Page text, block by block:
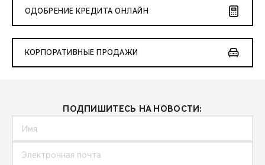
ОДОБРЕНИЕ КРЕДИТА ОНЛАЙН
КОРПОРАТИВНЫЕ ПРОДАЖИ
ПОДПИШИТЕСЬ НА НОВОСТИ: